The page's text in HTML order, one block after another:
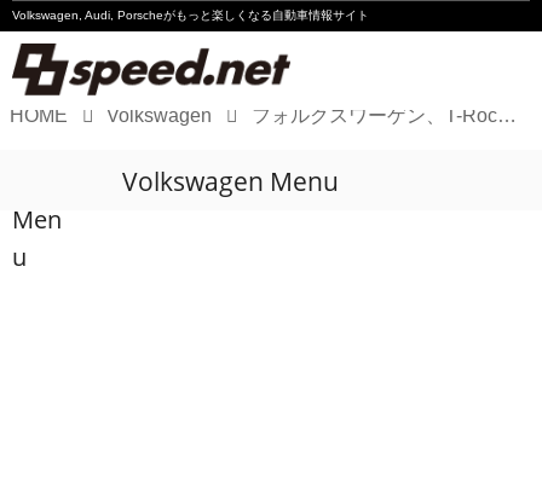
Volkswagen, Audi, Porscheがもっと楽しくなる自動車情報サイト
Audi
HOME Volkswagen フォルクスワーゲン、T-Rocを専用内外装のブラックにコーディネートした特別仕様車“Black Style”発売
Men
u
Volkswagen Menu